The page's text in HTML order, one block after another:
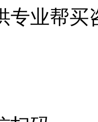
专业帮买